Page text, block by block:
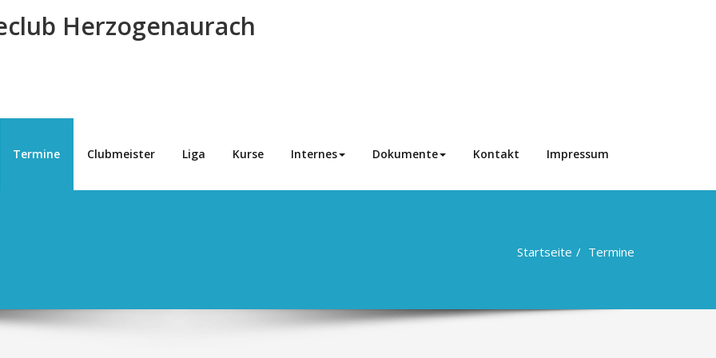
Herzogenaurach
Termine Clubmeister Liga Kurse Internes Dokumente Kontakt Impressum
Startseite Termine